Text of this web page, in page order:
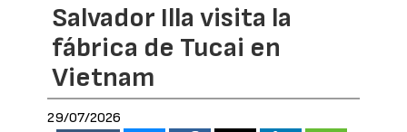
Salvador Illa visita la
fábrica de Tucai en
Vietnam
29/07/2026